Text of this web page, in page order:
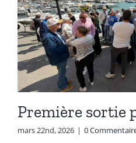
Première sortie
mars 22nd, 2026 | 0